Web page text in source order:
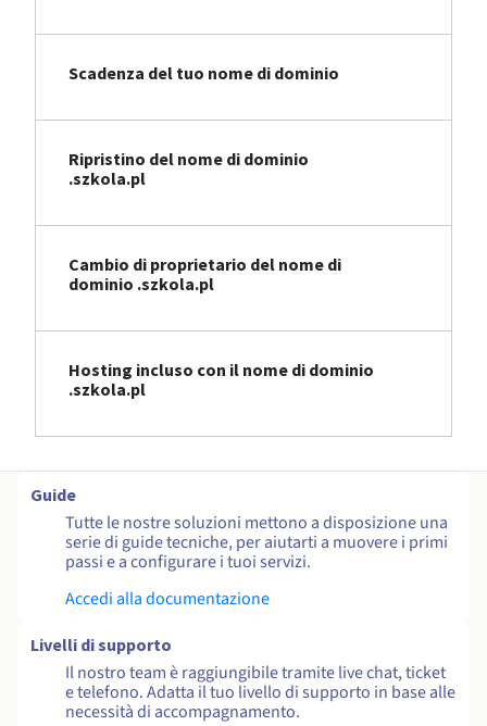
Scadenza del tuo nome di dominio
Ripristino del nome di dominio
.szkola.pl
Cambio di proprietario del nome di
dominio .szkola.pl
Hosting incluso con il nome di dominio
.szkola.pl
Guide
Tutte le nostre soluzioni mettono a disposizione una
serie di guide tecniche, per aiutarti a muovere i primi
passi e a configurare i tuoi servizi.
Accedi alla documentazione
Livelli di supporto
Il nostro team è raggiungibile tramite live chat, ticket
e telefono. Adatta il tuo livello di supporto in base alle
necessità di accompagnamento.